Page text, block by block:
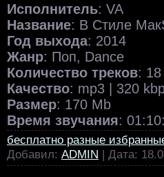
Исполнитель: VA
Название: В Стиле
Год выхода: 2014
Жанр: Поп, Dance
Количество треков: 18
Качество: mp3 | 320
Размер: 170 Mb
Время звучания:
бесплатно разные
Добавил: ADMIN | Дата: